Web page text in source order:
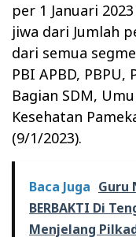
per 1 Januari
jiwa dari Jumlah
dari semua
PBI APBD, PBPU,
Bagian SDM,
Kesehatan
(9/1/2023).
Baca Juga Guru
BERBAKTI Di
Menjelang